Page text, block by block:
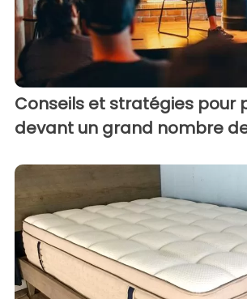
Conseils et stratégies pour
devant un grand nombre